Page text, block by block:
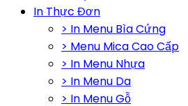
In Thực Đơn
> In Menu Bìa Cứng
> Menu Mica Cao Cấp
> In Menu Nhựa
> In Menu Da
> In Menu Gỗ